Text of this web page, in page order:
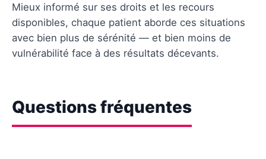
Mieux informé sur ses droits et les recours
disponibles, chaque patient aborde ces situations
avec bien plus de sérénité — et bien moins de
vulnérabilité face à des résultats décevants.
Questions fréquentes